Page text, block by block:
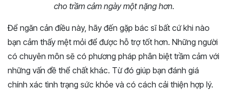
cho trầm cảm ngày một nặng hơn.
Để ngăn cản điều này, hãy đến gặp bác sĩ bất cứ khi nào
bạn cảm thấy mệt mỏi để được hỗ trợ tốt hơn. Những người
có chuyên môn sẽ có phương pháp phân biệt trầm cảm với
những vấn đề thể chất khác. Từ đó giúp bạn đánh giá
chính xác tình trạng sức khỏe và có cách cải thiện hợp lý.